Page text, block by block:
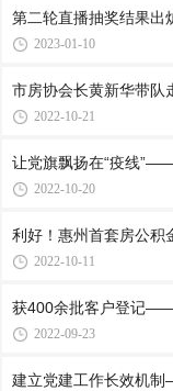
第二轮直播抽奖结果出
2023-01-10
市房协会长黄新华带队
2022-10-21
让党旗飘扬在“疫线
2022-10-20
利好！惠州首套房公积
2022-10-11
获400余批客户登记——
2022-09-23
建立党建工作长效机